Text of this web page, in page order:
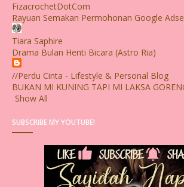
FizacrochetDotCom
Rayuan Semakan Permohonan Google
Tiara Saphire
Drama Bulan Henti Bicara (Astro Ria)
//Perdu Cinta - Lifestyle & Personal Blog
BUKAN MI KUNING TAPI MI LAKSA
Show All
SUBSCRIBE MY YOUTUBE!